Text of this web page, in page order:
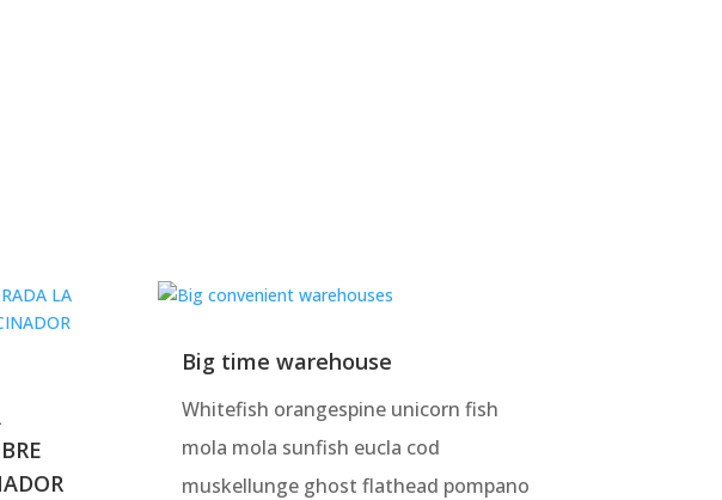
Big time warehouse
Whitefish orangespine unicorn fish
mola mola sunfish eucla cod
muskellunge ghost flathead pompano